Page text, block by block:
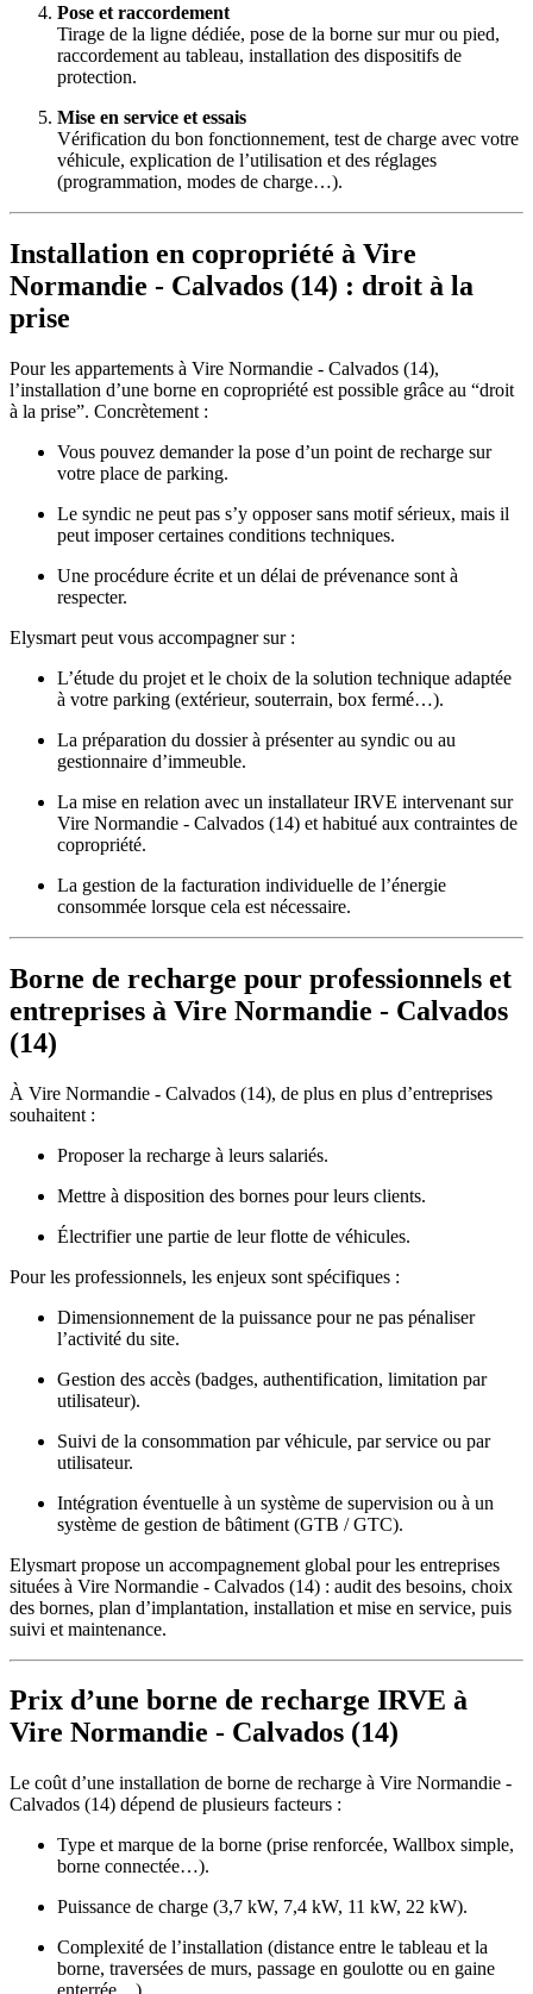
Pose et raccordement
Tirage de la ligne dédiée, pose de la borne sur mur ou pied,
raccordement au tableau, installation des dispositifs de
protection.
Mise en service et essais
Vérification du bon fonctionnement, test de charge avec votre
véhicule, explication de l’utilisation et des réglages
(programmation, modes de charge…).
Installation en copropriété à Vire
Normandie - Calvados (14) : droit à la
prise
Pour les appartements à Vire Normandie - Calvados (14),
l’installation d’une borne en copropriété est possible grâce au “droit
à la prise”. Concrètement :
Vous pouvez demander la pose d’un point de recharge sur
votre place de parking.
Le syndic ne peut pas s’y opposer sans motif sérieux, mais il
peut imposer certaines conditions techniques.
Une procédure écrite et un délai de prévenance sont à
respecter.
Elysmart peut vous accompagner sur :
L’étude du projet et le choix de la solution technique adaptée
à votre parking (extérieur, souterrain, box fermé…).
La préparation du dossier à présenter au syndic ou au
gestionnaire d’immeuble.
La mise en relation avec un installateur IRVE intervenant sur
Vire Normandie - Calvados (14) et habitué aux contraintes de
copropriété.
La gestion de la facturation individuelle de l’énergie
consommée lorsque cela est nécessaire.
Borne de recharge pour professionnels et
entreprises à Vire Normandie - Calvados
(14)
À Vire Normandie - Calvados (14), de plus en plus d’entreprises
souhaitent :
Proposer la recharge à leurs salariés.
Mettre à disposition des bornes pour leurs clients.
Électrifier une partie de leur flotte de véhicules.
Pour les professionnels, les enjeux sont spécifiques :
Dimensionnement de la puissance pour ne pas pénaliser
l’activité du site.
Gestion des accès (badges, authentification, limitation par
utilisateur).
Suivi de la consommation par véhicule, par service ou par
utilisateur.
Intégration éventuelle à un système de supervision ou à un
système de gestion de bâtiment (GTB / GTC).
Elysmart propose un accompagnement global pour les entreprises
situées à Vire Normandie - Calvados (14) : audit des besoins, choix
des bornes, plan d’implantation, installation et mise en service, puis
suivi et maintenance.
Prix d’une borne de recharge IRVE à
Vire Normandie - Calvados (14)
Le coût d’une installation de borne de recharge à Vire Normandie -
Calvados (14) dépend de plusieurs facteurs :
Type et marque de la borne (prise renforcée, Wallbox simple,
borne connectée…).
Puissance de charge (3,7 kW, 7,4 kW, 11 kW, 22 kW).
Complexité de l’installation (distance entre le tableau et la
borne, traversées de murs, passage en goulotte ou en gaine